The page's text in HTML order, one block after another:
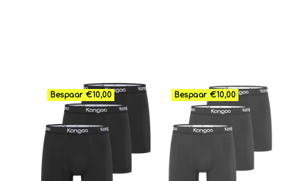
Bespaar €10,00 Bespaar €10,00